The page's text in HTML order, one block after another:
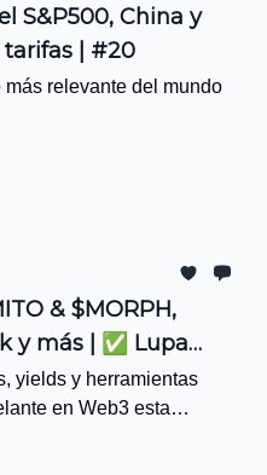
S&P500, China y
tarifas | #20
relevante del mundo
& $MORPH,
y más | ✅ Lupa
yields y herramientas
en Web3 esta